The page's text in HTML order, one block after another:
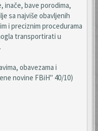
inače, bave porodima,
sa najviše obavljenih
i preciznim procedurama
transportirati u
obavezama i
novine FBiH" 40/10)